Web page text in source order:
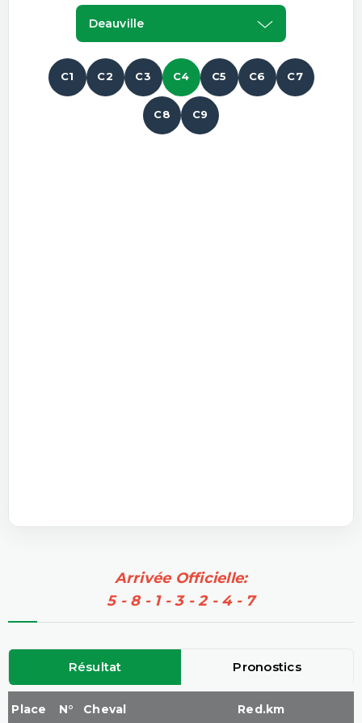
Deauville
C1 C2 C3 C4 C5 C6 C7
C8 C9
Arrivée Officielle:
5 - 8 - 1 - 3 - 2 - 4 - 7
Résultat Pronostics
Place N° Cheval Red.km